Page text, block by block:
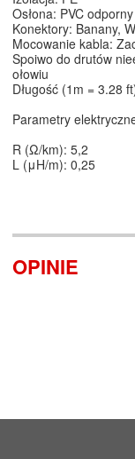
Osłona: PVC
Konektory: Banany,
Mocowanie kabla:
Spoiwo do drutów
ołowiu
Długość (1m = 3.28
Parametry
R (Ω/km): 5,2
L (μH/m): 0,25
OPINIE